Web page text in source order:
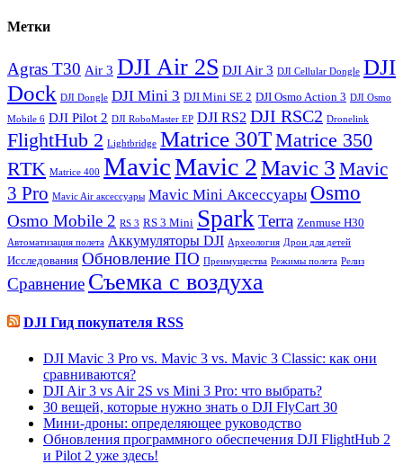
Метки
Agras T30 Air 3 DJI Air 2S DJI Air 3 DJI Cellular Dongle DJI
Dock DJI Dongle DJI Mini 3 DJI Mini SE 2 DJI Osmo Action 3 DJI Osmo
Mobile 6 DJI Pilot 2 DJI RoboMaster EP DJI RS2 DJI RSC2 Dronelink
FlightHub 2 Lightbridge Matrice 30TMatrice 350
RTK Matrice 400 MavicMavic 2Mavic 3 Mavic
3 Pro Mavic Air аксессуары Mavic Mini Аксессуары Osmo
Osmo Mobile 2 RS 3 RS 3 Mini SparkTerra Zenmuse H30
Автоматизация полета Аккумуляторы DJI Археология Дрон для детей
Исследования Обновление ПО Преимущества Режимы полета Релиз
Сравнение Съемка с воздуха
DJI Гид покупателя RSS
DJI Mavic 3 Pro vs. Mavic 3 vs. Mavic 3 Classic: как они
сравниваются?
DJI Air 3 vs Air 2S vs Mini 3 Pro: что выбрать?
30 вещей, которые нужно знать о DJI FlyCart 30
Мини-дроны: определяющее руководство
Обновления программного обеспечения DJI FlightHub 2
и Pilot 2 уже здесь!